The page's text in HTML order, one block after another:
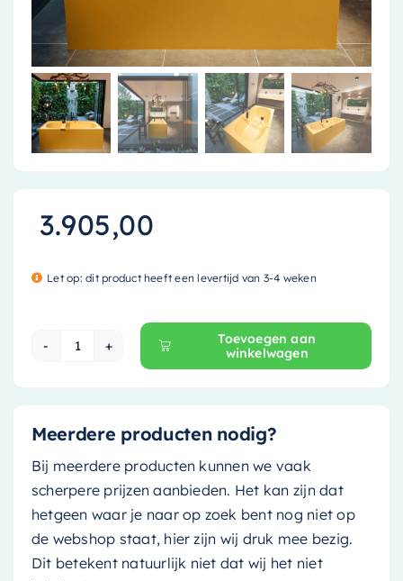
3.905,00
Let op: dit product heeft een levertijd van 3-4 weken
Mondiaz Vrijstaand bad Freeze - 180x85cm -
Toevoegen aan
winkelwagen
Meerdere producten nodig?
Bij meerdere producten kunnen we vaak
scherpere prijzen aanbieden. Het kan zijn dat
hetgeen waar je naar op zoek bent nog niet op
de webshop staat, hier zijn wij druk mee bezig.
Dit betekent natuurlijk niet dat wij het niet